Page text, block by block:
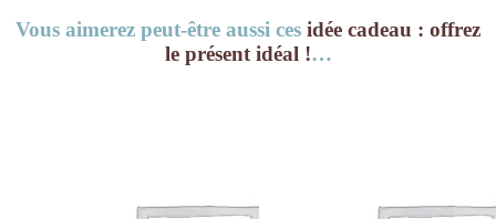
Vous aimerez peut-être aussi ces idée cadeau : offrez
le présent idéal !…